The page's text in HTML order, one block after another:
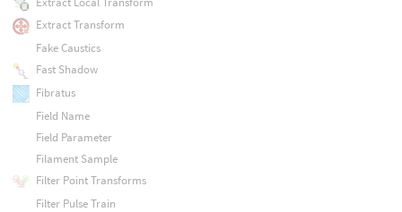
Extract Transform
Fake Caustics
Fast Shadow
Fibratus
Field Name
Field Parameter
Filament Sample
Filter Point Transforms
Filter Pulse Train